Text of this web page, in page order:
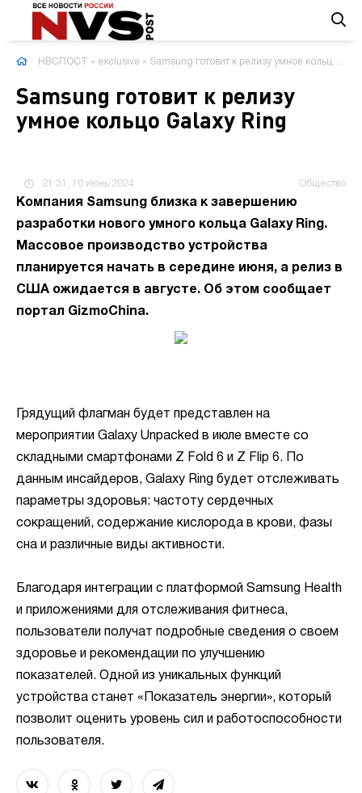
НВСПОСТ » exclusive » Samsung готовит к релизу умное кольцо Galaxy Ring
Samsung готовит к релизу
умное кольцо Galaxy Ring
21:31, 10 июнь 2024 Общество
Компания Samsung близка к завершению
разработки нового умного кольца Galaxy Ring.
Массовое производство устройства
планируется начать в середине июня, а релиз в
США ожидается в августе. Об этом сообщает
портал GizmoChina.
Грядущий флагман будет представлен на
мероприятии Galaxy Unpacked в июле вместе со
складными смартфонами Z Fold 6 и Z Flip 6. По
данным инсайдеров, Galaxy Ring будет отслеживать
параметры здоровья: частоту сердечных
сокращений, содержание кислорода в крови, фазы
сна и различные виды активности.
Благодаря интеграции с платформой Samsung Health
и приложениями для отслеживания фитнеса,
пользователи получат подробные сведения о своем
здоровье и рекомендации по улучшению
показателей. Одной из уникальных функций
устройства станет «Показатель энергии», который
позволит оценить уровень сил и работоспособности
пользователя.